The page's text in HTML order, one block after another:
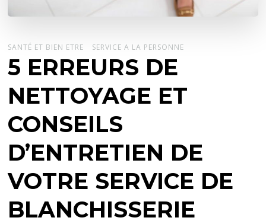
SANTÉ ET BIEN ETRE SERVICE A LA PERSONNE
5 ERREURS DE
NETTOYAGE ET
CONSEILS
D’ENTRETIEN DE
VOTRE SERVICE DE
BLANCHISSERIE